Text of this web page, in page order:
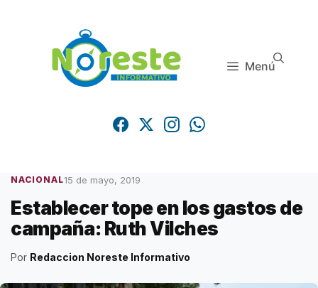
Menú
NACIONAL15 de mayo, 2019
Establecer tope en los gastos de
campaña: Ruth Vilches
Por Redaccion Noreste Informativo